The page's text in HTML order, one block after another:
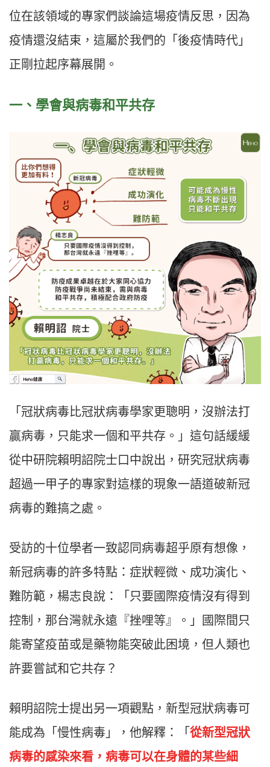
位在該領域的專家們談論這場疫情反思，因為
疫情還沒結束，這屬於我們的「後疫情時代」
正剛拉起序幕展開。
一、學會與病毒和平共存
「冠狀病毒比冠狀病毒學家更聰明，沒辦法打
贏病毒，只能求一個和平共存。」這句話緩緩
從中研院賴明詔院士口中說出，研究冠狀病毒
超過一甲子的專家對這樣的現象一語道破新冠
病毒的難搞之處。
受訪的十位學者一致認同病毒超乎原有想像，
新冠病毒的許多特點：症狀輕微、成功演化、
難防範，楊志良說：「只要國際疫情沒有得到
控制，那台灣就永遠『挫哩等』。」國際間只
能寄望疫苗或是藥物能突破此困境，但人類也
許要嘗試和它共存？
賴明詔院士提出另一項觀點，新型冠狀病毒可
能成為「慢性病毒」，他解釋：「 從新型冠狀
病毒的感染來看，病毒可以在身體的某些細